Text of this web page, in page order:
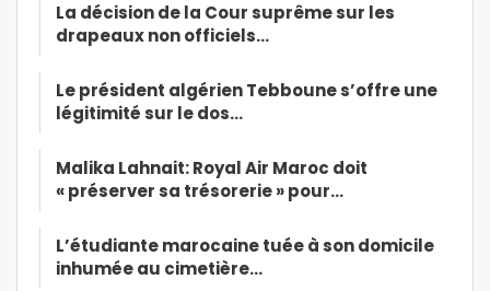
La décision de la Cour suprême sur les
drapeaux non officiels…
Le président algérien Tebboune s’offre une
légitimité sur le dos…
Malika Lahnait: Royal Air Maroc doit
« préserver sa trésorerie » pour…
L’étudiante marocaine tuée à son domicile
inhumée au cimetière…